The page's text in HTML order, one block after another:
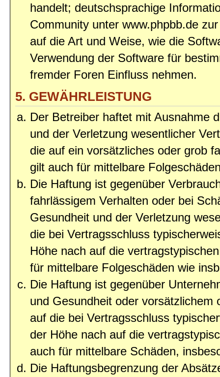
handelt; deutschsprachige
Community unter www.phpbb.de
auf die Art und Weise, wie die
Verwendung der Software für
fremder Foren Einfluss nehmen.
5. GEWÄHRLEISTUNG
Der Betreiber haftet mit Ausnahme
und der Verletzung wesentlicher
die auf ein vorsätzliches oder grob
gilt auch für mittelbare
Die Haftung ist gegenüber
fahrlässigem Verhalten oder bei
Gesundheit und der Verletzung
die bei Vertragsschluss
Höhe nach auf die
für mittelbare Folgeschäden wie
Die Haftung ist gegenüber
und Gesundheit oder
auf die bei Vertragsschluss
der Höhe nach auf die
auch für mittelbare Schäden,
Die Haftungsbegrenzung der